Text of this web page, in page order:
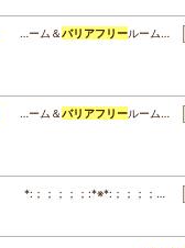
…ーム＆バリアフリールーム…
…ーム＆バリアフリールーム…
*:；；；；；:*※*:；；；；…